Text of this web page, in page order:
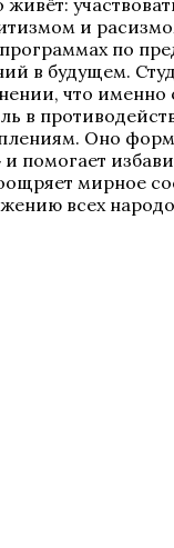
и
по
в будущем.
что именно
в
Оно
помогает
мирное
всех